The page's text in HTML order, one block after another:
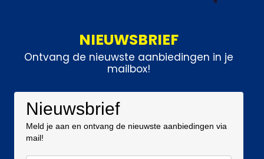
NIEUWSBRIEF
Ontvang de nieuwste aanbiedingen in je
mailbox!
Nieuwsbrief
Meld je aan en ontvang de nieuwste aanbiedingen via
mail!